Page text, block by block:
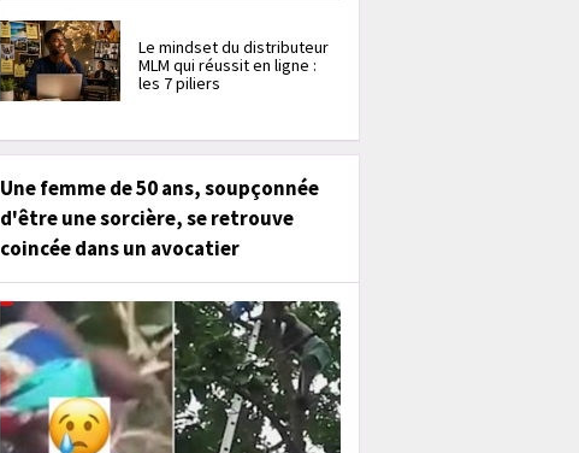
Le mindset du distributeur
MLM qui réussit en ligne :
les 7 piliers
Une femme de 50 ans, soupçonnée
d'être une sorcière, se retrouve
coincée dans un avocatier